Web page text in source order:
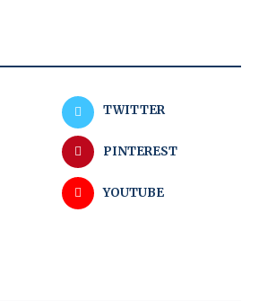
TWITTER
PINTEREST
YOUTUBE